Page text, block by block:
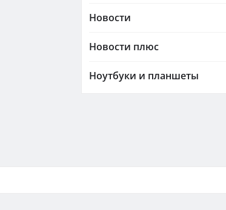
Новости
Новости плюс
Ноутбуки и планшеты